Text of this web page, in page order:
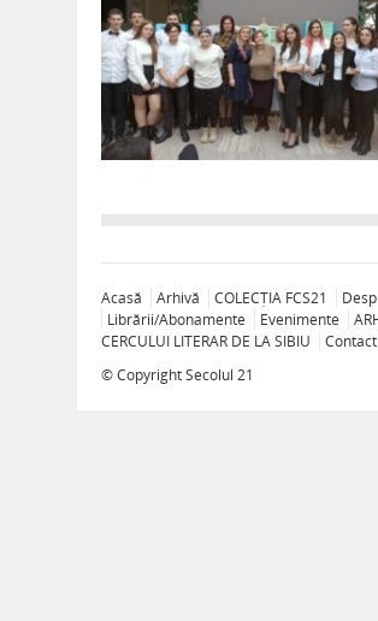
Acasă Arhivă COLECȚIA FCS21
Librării/Abonamente
Evenimente
CERCULUI LITERAR DE LA SIBIU
Contact
© CopyrightSecolul 21